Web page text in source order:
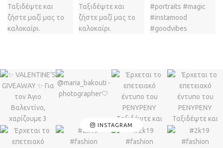
INSTAGRAM